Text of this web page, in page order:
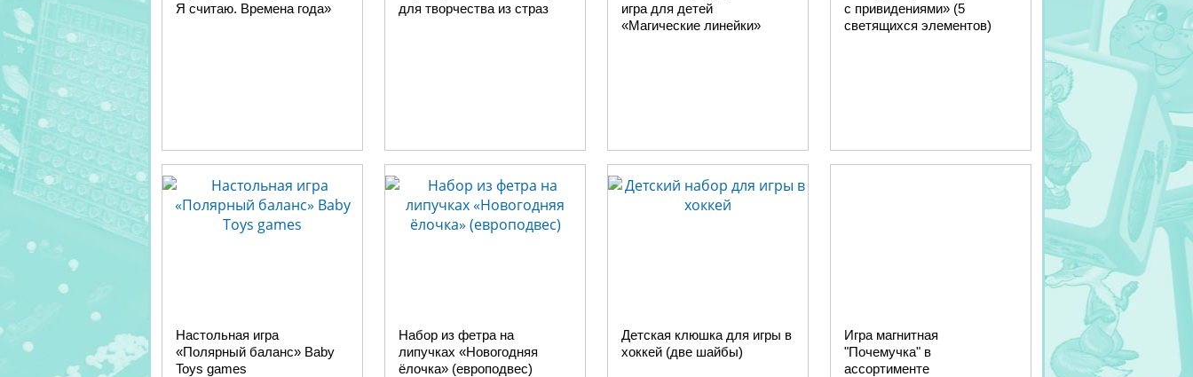
Я считаю. Времена года»
для творчества из страз
игра для детей
«Магические линейки»
с привидениями» (5
светящихся элементов)
Настольная игра
«Полярный баланс» Baby
Toys games
Набор из фетра на
липучках «Новогодняя
ёлочка» (европодвес)
Детская клюшка для игры в
хоккей (две шайбы)
Игра магнитная
"Почемучка" в
ассортименте